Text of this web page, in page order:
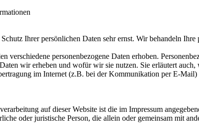
Ihrer persönlichen Daten sehr ernst. Wir behandeln
verschiedene personenbezogene Daten erhoben.
wir erheben und wofür wir sie nutzen. Sie erläutert
im Internet (z.B. bei der Kommunikation per E-
auf dieser Website ist die im Impressum
oder juristische Person, die allein oder gemeinsam mit